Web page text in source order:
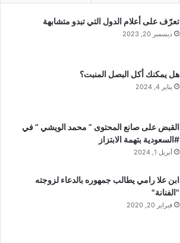
تعرّف على أعلام الدول التي تبدو متشابهة
ديسمبر 20, 2023
هل يمكنك أكل البصل المنبت؟
يناير 4, 2024
القبض على صانع المحتوى ” محمد الويشي ” في
#السعودية بتهمة الابتزاز
أبريل 1, 2024
ابن علا رامي يطالب جمهوره بالدعاء لزوجته
"الفنانة"
فبراير 20, 2020